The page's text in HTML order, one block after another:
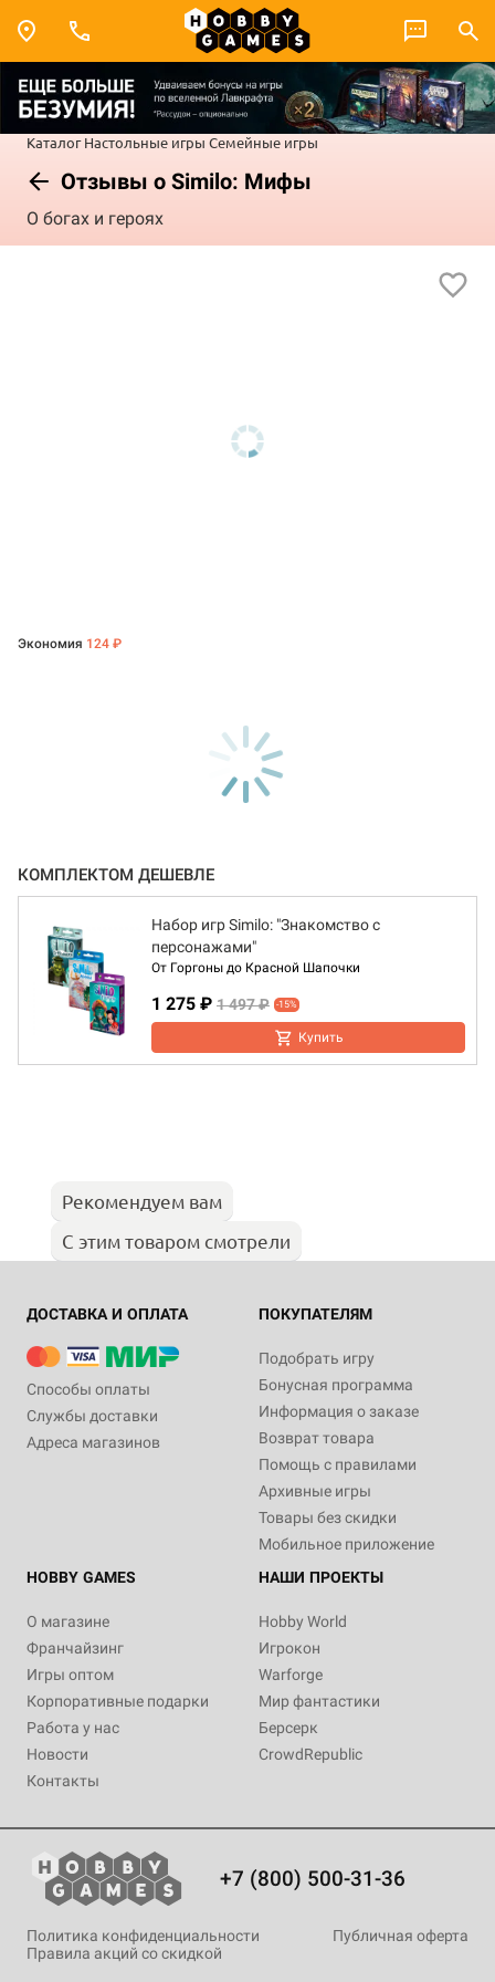
Каталог Настольные игры Семейные игры
Отзывы о Similo: Мифы
О богах и героях
Экономия 124 ₽
КОМПЛЕКТОМ ДЕШЕВЛЕ
Набор игр Similo: "Знакомство с
персонажами"
От Горгоны до Красной Шапочки
1 275 ₽ 1 497 ₽ -15%
Купить
Рекомендуем вам
С этим товаром смотрели
ДОСТАВКА И ОПЛАТА
Способы оплаты
Службы доставки
Адреса магазинов
ПОКУПАТЕЛЯМ
Подобрать игру
Бонусная программа
Информация о заказе
Возврат товара
Помощь с правилами
Архивные игры
Товары без скидки
Мобильное приложение
HOBBY GAMES
О магазине
Франчайзинг
Игры оптом
Корпоративные подарки
Работа у нас
Новости
Контакты
НАШИ ПРОЕКТЫ
Hobby World
Игрокон
Warforge
Мир фантастики
Берсерк
CrowdRepublic
+7 (800) 500-31-36
Политика конфиденциальности
Публичная оферта
Правила акций со скидкой